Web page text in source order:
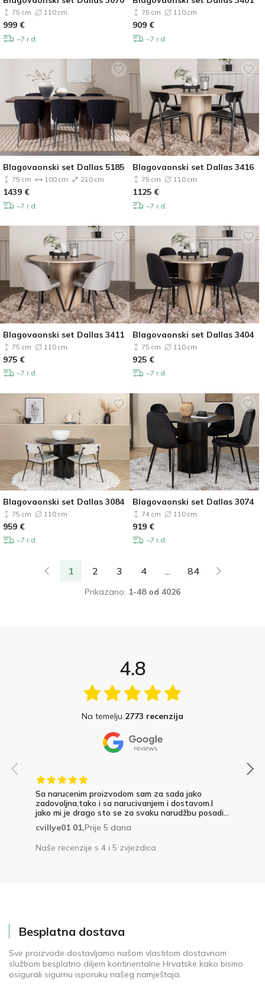
75 cm 110 cm
999 €
~7 r.d.
75 cm 110 cm
909 €
~7 r.d.
Blagovaonski set Dallas 5185
75 cm 100 cm 210 cm
1439 €
~7 r.d.
Blagovaonski set Dallas 3416
75 cm 110 cm
1125 €
~7 r.d.
Blagovaonski set Dallas 3411
75 cm 110 cm
975 €
~7 r.d.
Blagovaonski set Dallas 3404
75 cm 110 cm
925 €
~7 r.d.
Blagovaonski set Dallas 3084
75 cm 110 cm
959 €
~7 r.d.
Blagovaonski set Dallas 3074
74 cm 110 cm
919 €
~7 r.d.
Prikazano: 1-48 od 4026
1 2 3 4 ... 84
4.8
Na temelju 2773 recenzija
Sa narucenim proizvodom sam za sada jako
zadovoljna,tako i sa narucivanjem i dostavom.I
jako mi je drago sto se za svaku narudžbu posadi...
cvillye01 01,Prije 5 dana
Naše recenzije s 4 i 5 zvjezdica
Besplatna dostava
Sve proizvode dostavljamo našom vlastitom dostavnom
službom besplatno diljem kontinentalne Hrvatske kako bismo
osigurali sigurnu isporuku našeg namještaja.